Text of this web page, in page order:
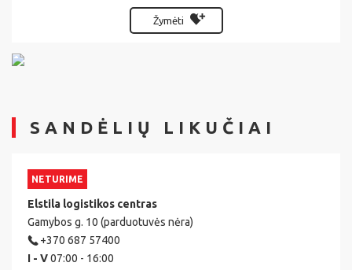
Žymėti
SANDĖLIŲ LIKUČIAI
NETURIME
Elstila logistikos centras
Gamybos g. 10 (parduotuvės nėra)
+370 687 57400
I - V07:00 - 16:00